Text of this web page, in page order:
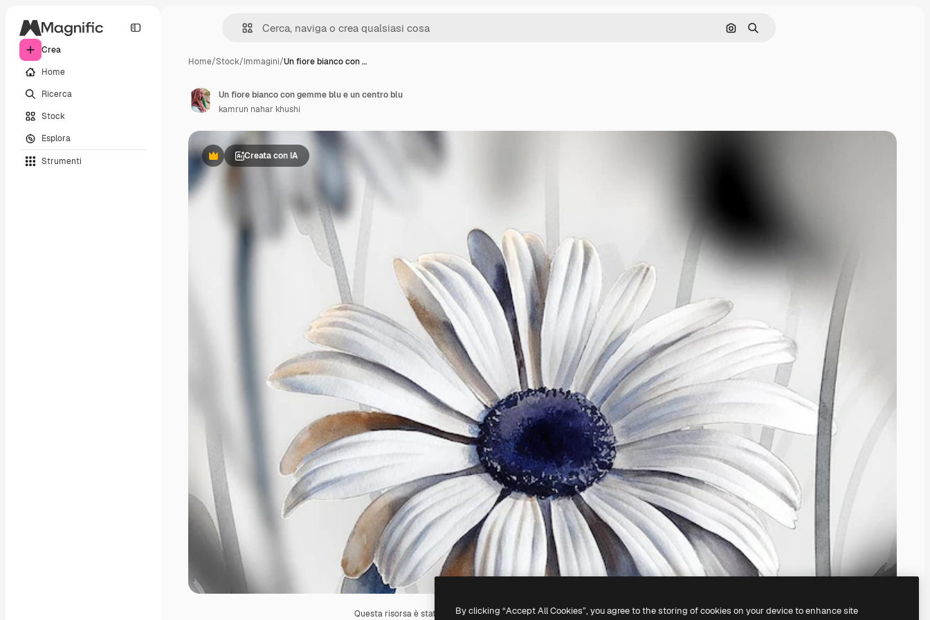
Crea
Home
Ricerca
Stock
Esplora
Strumenti
Cerca per immagine
Ricerca
Home/Stock/Immagini/Un fiore bianco con …
PremiumCreata con IA
Questa risorsa è stata generata con l' IA. Creane una tua utilizzando il generatore di immagini IA.
Un fiore bianco con gemme blu e un centro blu
kamrun nahar khushi
By clicking “Accept All Cookies”, you agree to the storing of cookies on your device to enhance site